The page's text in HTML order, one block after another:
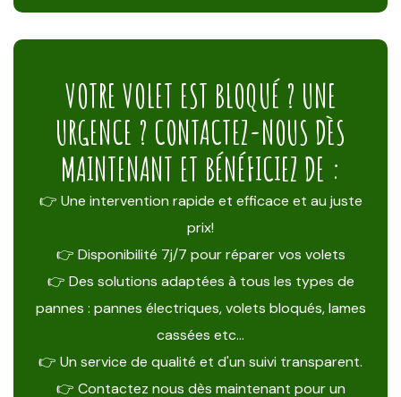
VOTRE VOLET EST BLOQUÉ ? UNE
URGENCE ? CONTACTEZ-NOUS DÈS
MAINTENANT ET BÉNÉFICIEZ DE :
👉 Une intervention rapide et efficace et au juste
prix!
👉 Disponibilité 7j/7 pour réparer vos volets
👉 Des solutions adaptées à tous les types de
pannes : pannes électriques, volets bloqués, lames
cassées etc…
👉 Un service de qualité et d'un suivi transparent.
👉 Contactez nous dès maintenant pour un